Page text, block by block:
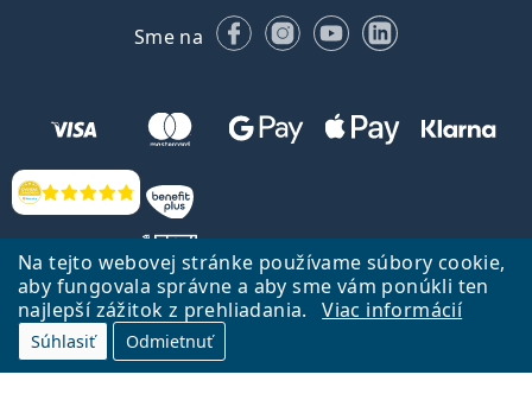
Na tejto webovej stránke používame súbory cookie,
aby fungovala správne a aby sme vám ponúkli ten
najlepší zážitok z prehliadania.
Viac informácií
Súhlasiť Odmietnuť
Hodnotenia
Sme na FacebookuInstagrame
YouTubeLinkedIn
Späť na Úvodnu stránku
Lentiamo.sk vlastní a prevádzkuje spoločnosť Lentiamo s.r.o., Česká